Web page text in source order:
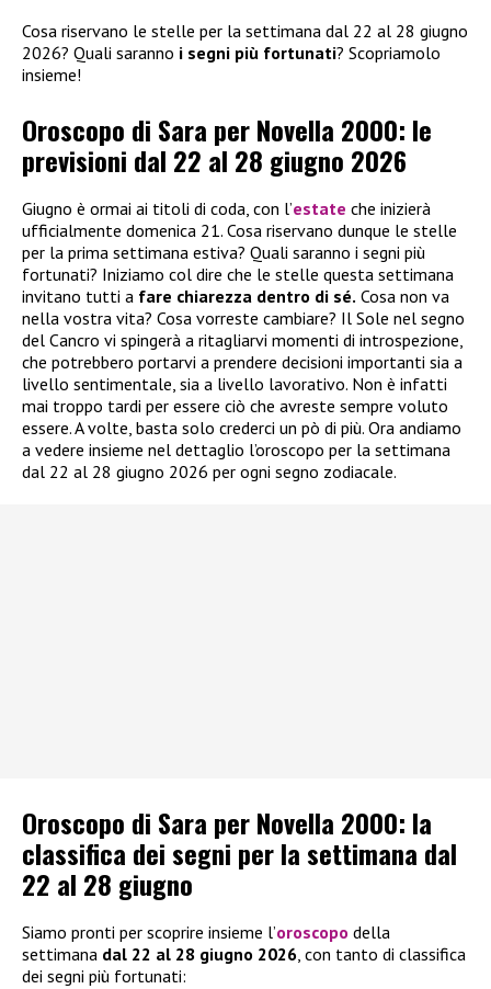
Cosa riservano le stelle per la settimana dal 22 al 28 giugno
2026? Quali saranno i segni più fortunati? Scopriamolo
insieme!
Oroscopo di Sara per Novella 2000: le
previsioni dal 22 al 28 giugno 2026
Giugno è ormai ai titoli di coda, con l’estate che inizierà
ufficialmente domenica 21. Cosa riservano dunque le stelle
per la prima settimana estiva? Quali saranno i segni più
fortunati? Iniziamo col dire che le stelle questa settimana
invitano tutti a fare chiarezza dentro di sé. Cosa non va
nella vostra vita? Cosa vorreste cambiare? Il Sole nel segno
del Cancro vi spingerà a ritagliarvi momenti di introspezione,
che potrebbero portarvi a prendere decisioni importanti sia a
livello sentimentale, sia a livello lavorativo. Non è infatti
mai troppo tardi per essere ciò che avreste sempre voluto
essere. A volte, basta solo crederci un pò di più. Ora andiamo
a vedere insieme nel dettaglio l’oroscopo per la settimana
dal 22 al 28 giugno 2026 per ogni segno zodiacale.
Oroscopo di Sara per Novella 2000: la
classifica dei segni per la settimana dal
22 al 28 giugno
Siamo pronti per scoprire insieme l’oroscopo della
settimana dal 22 al 28 giugno 2026, con tanto di classifica
dei segni più fortunati: